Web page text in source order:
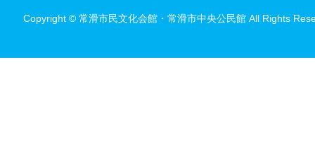
Copyright © 常滑市民文化会館・常滑市中央公民館 All Rights